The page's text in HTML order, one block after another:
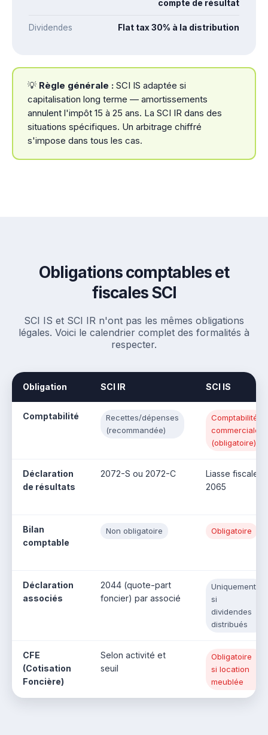
compte de résultat
Dividendes Flat tax 30% à la distribution
💡 Règle générale : SCI IS adaptée si
capitalisation long terme — amortissements
annulent l'impôt 15 à 25 ans. La SCI IR dans des
situations spécifiques. Un arbitrage chiffré
s'impose dans tous les cas.
Obligations comptables et
fiscales SCI
SCI IS et SCI IR n'ont pas les mêmes obligations
légales. Voici le calendrier complet des formalités à
respecter.
Obligation SCI IR SCI IS
Comptabilité
Recettes/dépenses
(recommandée)
Comptabilité
commerciale
(obligatoire)
Déclaration
de résultats
2072-S ou 2072-C
Liasse fiscale
2065
Bilan
comptable
Non obligatoire Obligatoire
Déclaration
associés
2044 (quote-part
foncier) par associé
Uniquement
si
dividendes
distribués
CFE
(Cotisation
Foncière)
Selon activité et
seuil
Obligatoire
si location
meublée